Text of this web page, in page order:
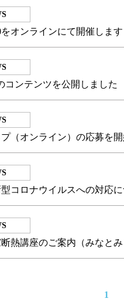
オンラインにて開催します
コンテンツを公開しました
（オンライン）の応募を
コロナウイルスへの対応に
講座のご案内（みなとみ
1